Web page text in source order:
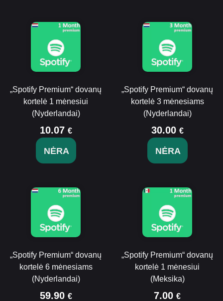
„Spotify Premium“ dovanų
kortelė 1 mėnesiui
(Nyderlandai)
10.07 €
NĖRA
„Spotify Premium“ dovanų
kortelė 3 mėnesiams
(Nyderlandai)
30.00 €
NĖRA
„Spotify Premium“ dovanų
kortelė 6 mėnesiams
(Nyderlandai)
59.90 €
„Spotify Premium“ dovanų
kortelė 1 mėnesiui
(Meksika)
7.00 €